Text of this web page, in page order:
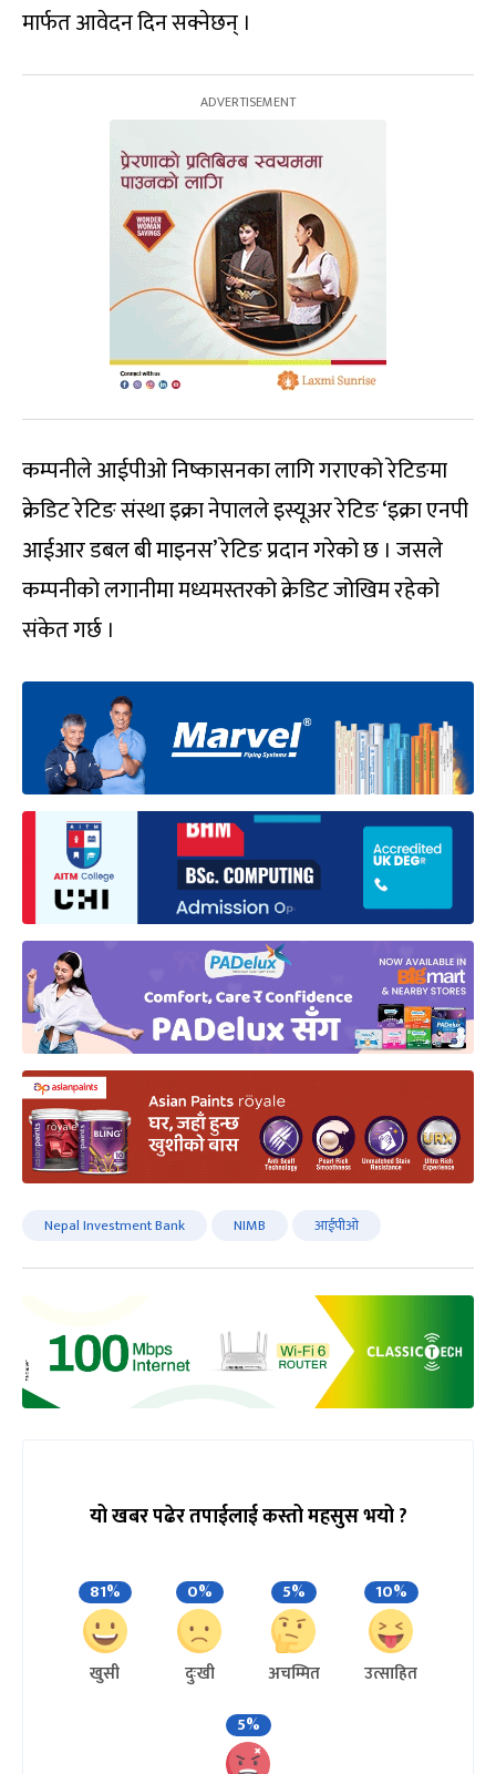
मार्फत आवेदन दिन सक्नेछन् ।
कम्पनीले आईपीओ निष्कासनका लागि गराएको रेटिङमा
क्रेडिट रेटिङ संस्था इक्रा नेपालले इस्यूअर रेटिङ ‘इक्रा एनपी
आईआर डबल बी माइनस’ रेटिङ प्रदान गरेको छ । जसले
कम्पनीको लगानीमा मध्यमस्तरको क्रेडिट जोखिम रहेको
संकेत गर्छ ।
Nepal Investment Bank NIMB आईपीओ
यो खबर पढेर तपाईलाई कस्तो महसुस भयो ?
81%
खुसी
0%
दुःखी
5%
अचम्मित
10%
उत्साहित
5%